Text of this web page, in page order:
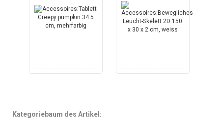
Kategoriebaum des Artikel: